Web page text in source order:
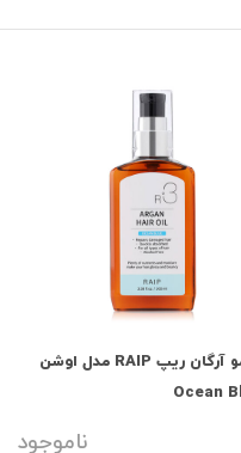
روغن مو آرگان ریپ RAIP مدل اوشن
ناموجود